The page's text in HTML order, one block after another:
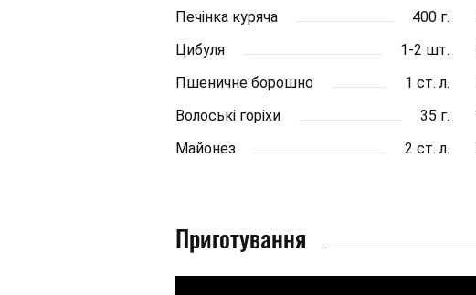
Печінка куряча 400 г.
Цибуля
1-2 шт.
Пшеничне борошно
1 ст. л.
Волоські горіхи
35 г.
Майонез
2 ст. л.
Приготування